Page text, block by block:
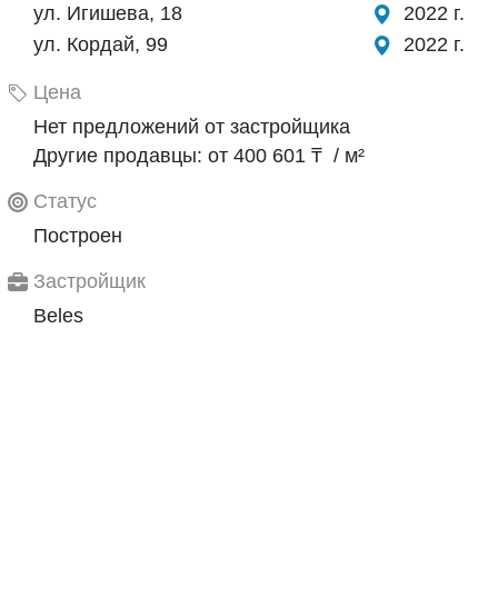
ул. Игишева, 18
2022 г.
ул. Кордай, 99
2022 г.
Цена
Нет предложений от застройщика
Другие продавцы: от 400 601 ₸ / м²
Статус
Построен
Застройщик
Beles